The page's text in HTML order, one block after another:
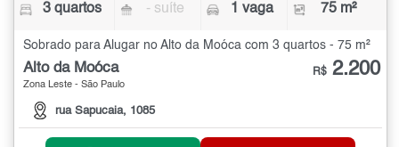
3 quartos - suíte 1 vaga 75 m²
Sobrado para Alugar no Alto da Moóca com 3 quartos - 75 m²
Alto da Moóca
Zona Leste - São Paulo
rua Sapucaia, 1085
R$ 2.200